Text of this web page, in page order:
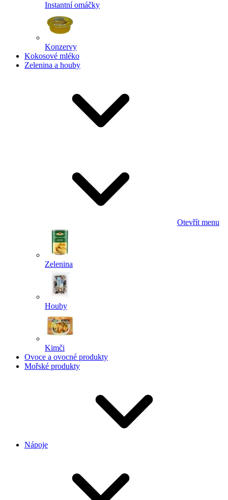
Instantní omáčky
Konzervy
Kokosové mléko
Zelenina a houby
Otevřít menu
Zelenina
Houby
Kimči
Ovoce a ovocné produkty
Mořské produkty
Nápoje